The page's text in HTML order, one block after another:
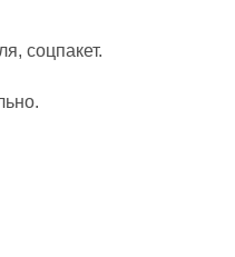
соцпакет.